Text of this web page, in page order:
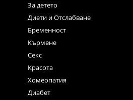
За детето
Диети и Отслабване
Бременност
Кърмене
Секс
Красота
Хомеопатия
Диабет